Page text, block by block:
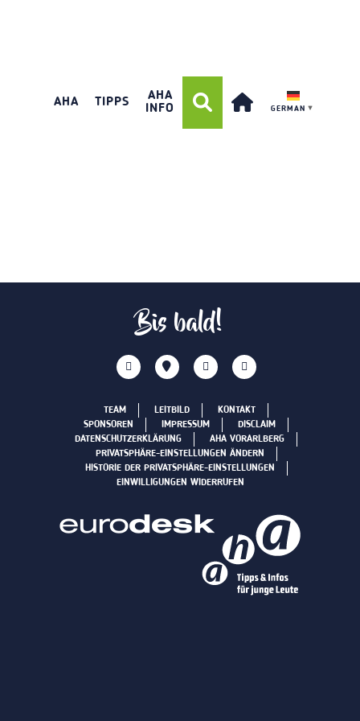
AHA TIPPS
AHA
INFO
GERMAN ▼
Bis bald!
TEAM LEITBILD
KONTAKT
SPONSOREN
IMPRESSUM
DISCLAIM
DATENSCHUTZERKLÄRUNG
AHA VORARLBERG
PRIVATSPHÄRE-EINSTELLUNGEN ÄNDERN
HISTORIE DER PRIVATSPHÄRE-EINSTELLUNGEN
EINWILLIGUNGEN WIDERRUFEN